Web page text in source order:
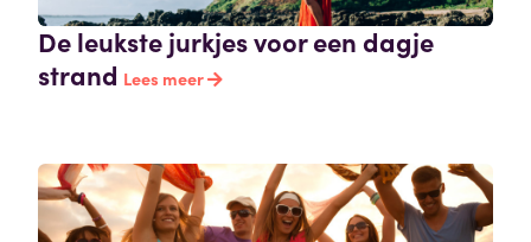
De leukste jurkjes voor een dagje
strand Lees meer